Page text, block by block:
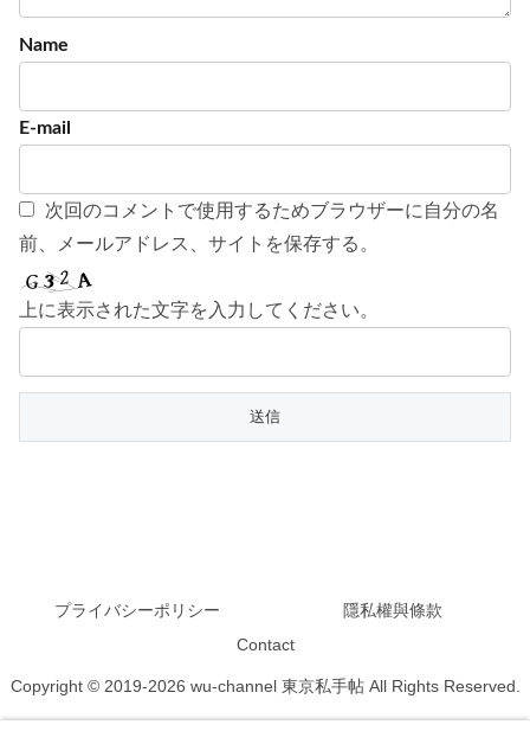
次回のコメントで使用するためブラウザーに自分の名
前、メールアドレス、サイトを保存する。
上に表示された文字を入力してください。
プライバシーポリシー
隱私權與條款
Contact
Copyright © 2019-2026 wu-channel 東京私手帖 All Rights Reserved.